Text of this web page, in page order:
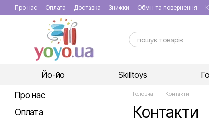
Перейти до основного контенту
Про нас Оплата Доставка Знижки Обмін та повернення
Йо-йо Skilltoys
Головна Контакти
Контакти
Про нас
Оплата